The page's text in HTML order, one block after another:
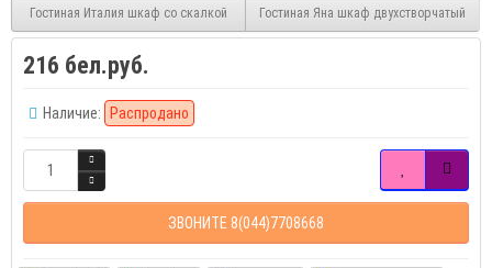
Гостиная Италия шкаф со скалкой Гостиная Яна шкаф двухстворчатый
216 бел.руб.
Наличие: Распродано
ЗВОНИТЕ 8(044)7708668